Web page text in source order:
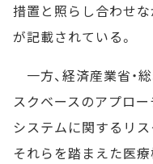
措置と照らし合わせな
が記載されている。
一方、経済産業省・
スクベースのアプロー
システムに関するリス
それらを踏まえた医